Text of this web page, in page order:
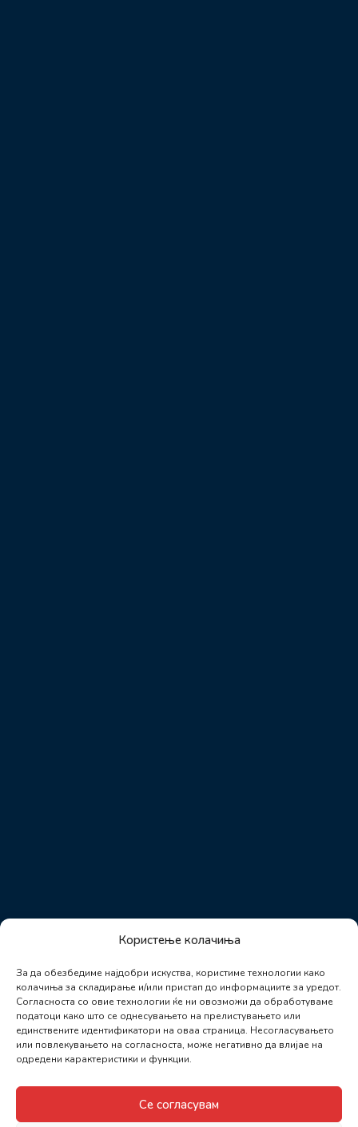
Користење колачиња
За да обезбедиме најдобри искуства, користиме технологии како
колачиња за складирање и/или пристап до информациите за уредот.
Согласноста со овие технологии ќе ни овозможи да обработуваме
податоци како што се однесувањето на прелистувањето или
единствените идентификатори на оваа страница. Несогласувањето
или повлекувањето на согласноста, може негативно да влијае на
одредени карактеристики и функции.
Се согласувам